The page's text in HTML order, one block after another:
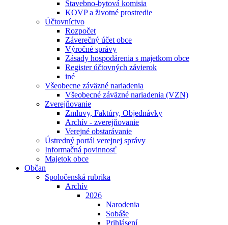
Stavebno-bytová komisia
KOVP a životné prostredie
Účtovníctvo
Rozpočet
Záverečný účet obce
Výročné správy
Zásady hospodárenia s majetkom obce
Register účtovných závierok
iné
Všeobecne záväzné nariadenia
Všeobecné záväzné nariadenia (VZN)
Zverejňovanie
Zmluvy, Faktúry, Objednávky
Archív - zverejňovanie
Verejné obstarávanie
Ústredný portál verejnej správy
Informačná povinnosť
Majetok obce
Občan
Spoločenská rubrika
Archív
2026
Narodenia
Sobáše
Prihlásení